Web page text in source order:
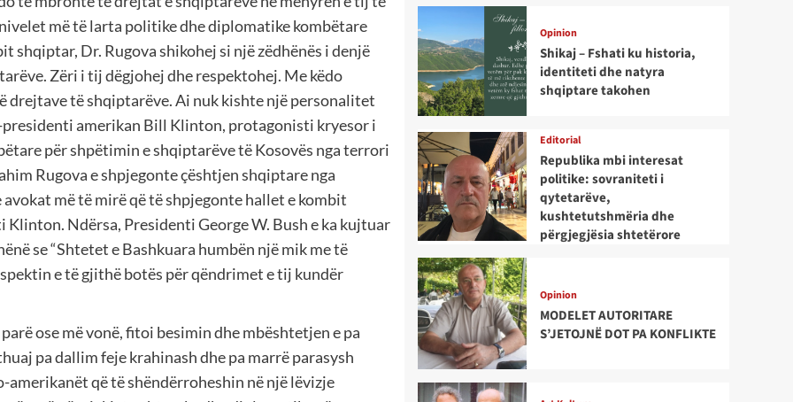
më të larta politike dhe diplomatike kombëtare
shqiptar, Dr. Rugova shikohej si një zëdhënës i denjë
Zëri i tij dëgjohej dhe respektohej. Me këdo
drejtave të shqiptarëve. Ai nuk kishte një personalitet
presidenti amerikan Bill Klinton, protagonisti kryesor i
për shpëtimin e shqiptarëve të Kosovës nga terrori
Rugova e shpjegonte çështjen shqiptare nga
më të mirë që të shpjegonte hallet e kombit
Ndërsa, Presidenti George W. Bush e ka kujtuar
se “Shtetet e Bashkuara humbën një mik me të
e të gjithë botës për qëndrimet e tij kundër
ose më vonë, fitoi besimin dhe mbështetjen e pa
pa dallim feje krahinash dhe pa marrë parasysh
që të shëndërroheshin në një lëvizje
Opinion
Shikaj – Fshati ku historia,
identiteti dhe natyra
shqiptare takohen
Editorial
Republika mbi interesat
politike: sovraniteti i
qytetarëve,
kushtetutshmëria dhe
përgjegjësia shtetërore
Opinion
MODELET AUTORITARE
S’JETOJNË DOT PA KONFLIKTE